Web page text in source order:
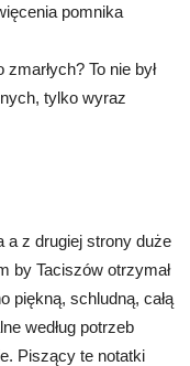
pomnika
To nie był
tylko wyraz
a z drugiej strony duże
by Taciszów otrzymał
piękną, schludną, całą
według potrzeb
Piszący te notatki